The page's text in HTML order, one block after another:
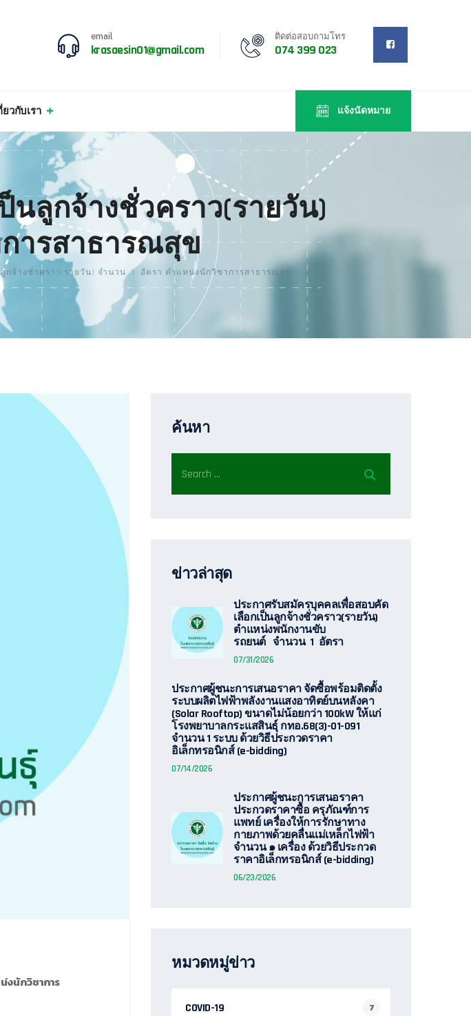
email
krasaesin01@gmail.com
ติดต่อสอบถามโทร
074 399 023
ยวกับเรา แจ้งนัดหมาย
นลูกจ้างชั่วคราว(รายวัน)
ารสาธารณสุข
กจ้างชั่วคราว(รายวัน) จำนวน 1 อัตรา ตำแหน่งนักวิชาการสาธารณสุข
งนักวิชาการ
ค้นหา
ข่าวล่าสุด
ประกาศรับสมัครบุคคลเพื่อสอบคัด
เลือกเป็นลูกจ้างชั่วคราว(รายวัน)
ตำแหน่งพนักงานขับ
รถยนต์ จำนวน 1 อัตรา
07/31/2026
ประกาศผู้ชนะการเสนอราคา จัดซื้อพร้อมติดตั้ง
ระบบผลิตไฟฟ้าพลังงานแสงอาทิตย์บนหลังคา
(Solar Rooftop) ขนาดไม่น้อยกว่า 100kW ให้แก่
โรงพยาบาลกระแสสินธุ์ กทอ.68(3)-01-091
จำนวน 1 ระบบ ด้วยวิธีประกวดราคา
อิเล็กทรอนิกส์ (e-bidding)
07/14/2026
ประกาศผู้ชนะการเสนอราคา
ประกวดราคาซื้อ ครุภัณฑ์การ
แพทย์ เครื่องให้การรักษาทาง
กายภาพด้วยคลื่นแม่เหล็กไฟฟ้า
จำนวน ๑ เครื่อง ด้วยวิธีประกวด
ราคาอิเล็กทรอนิกส์ (e-bidding)
06/23/2026
หมวดหมู่ข่าว
COVID-19 7